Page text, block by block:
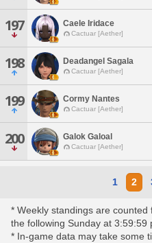
197 Caele Iridace
Cactuar [Aether]
198 Deadangel Sagala
Cactuar [Aether]
199 Cormy Nantes
Cactuar [Aether]
200 Galok Galoal
Cactuar [Aether]
1 2
* Weekly standings are
the following Sunday at 3:59:59
* In-game data may take some